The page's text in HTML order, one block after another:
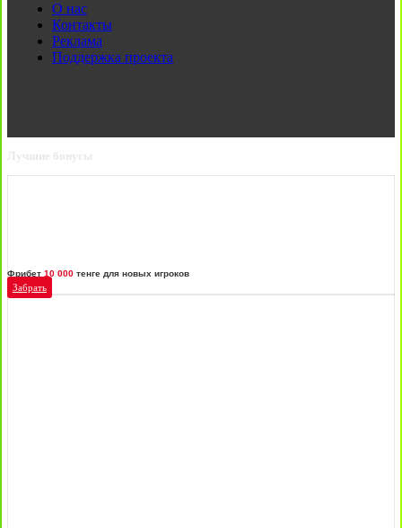
О нас
Контакты
Реклама
Поддержка проекта
Лучшие бонусы
Фрибет 10 000 тенге для новых игроков
Забрать